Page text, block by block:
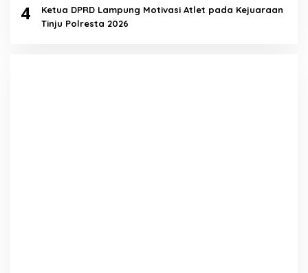
4
Ketua DPRD Lampung Motivasi Atlet pada Kejuaraan
Tinju Polresta 2026